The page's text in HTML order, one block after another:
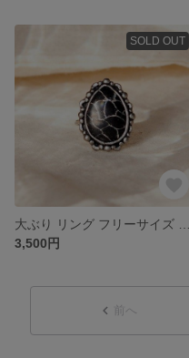
SOLD OUT
3,500円
前へ